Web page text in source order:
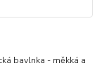
bavlnka - měkká a